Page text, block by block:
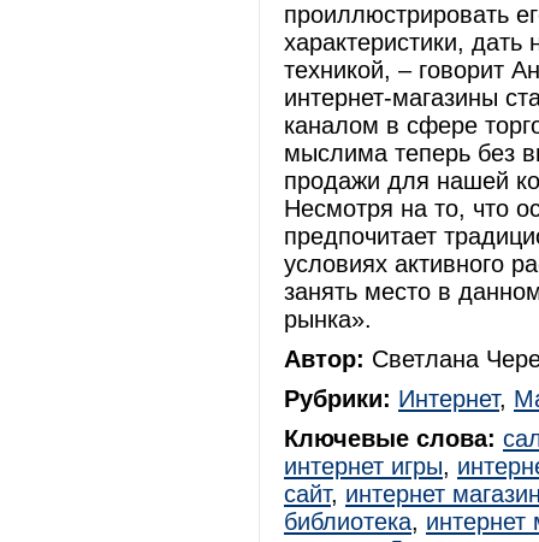
проиллюстрировать
характеристики,
техникой, – говорит
интернет-магазины
каналом в сфере
мыслима теперь без
продажи для нашей
Несмотря на то, что
предпочитает
условиях активного
занять место в
рынка».
Автор: Светлана
Рубрики: Интернет,
Ключевые слова:
интернет игры,
сайт, интернет
библиотека, интернет